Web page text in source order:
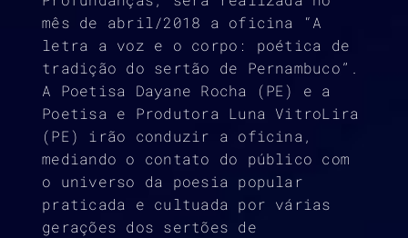
mês de abril/2018 a oficina “A
letra a voz e o corpo: poética de
tradição do sertão de Pernambuco”.
A Poetisa Dayane Rocha (PE) e a
Poetisa e Produtora Luna VitroLira
(PE) irão conduzir a oficina,
mediando o contato do público com
o universo da poesia popular
praticada e cultuada por várias
gerações dos sertões de